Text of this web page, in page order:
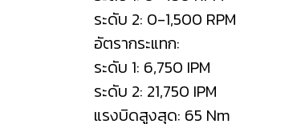
ระดับ 2: 0-1,500 RPM
อัตรากระแทก:
ระดับ 1: 6,750 IPM
ระดับ 2: 21,750 IPM
แรงบิดสูงสุด: 65 Nm